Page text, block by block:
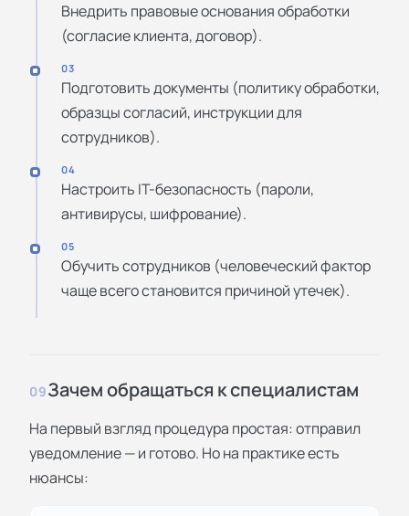
Внедрить правовые основания обработки
(согласие клиента, договор).
03
Подготовить документы (политику обработки,
образцы согласий, инструкции для
сотрудников).
04
Настроить IT-безопасность (пароли,
антивирусы, шифрование).
05
Обучить сотрудников (человеческий фактор
чаще всего становится причиной утечек).
09Зачем обращаться к специалистам
На первый взгляд процедура простая: отправил
уведомление — и готово. Но на практике есть
нюансы: